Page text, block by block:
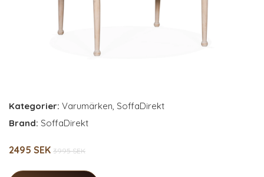
Kategorier: Varumärken, SoffaDirekt
Brand: SoffaDirekt
2495 SEK 3995 SEK